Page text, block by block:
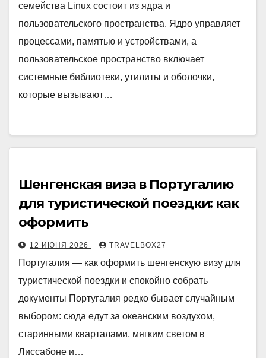
семейства Linux состоит из ядра и
пользовательского пространства. Ядро управляет
процессами, памятью и устройствами, а
пользовательское пространство включает
системные библиотеки, утилиты и оболочки,
которые вызывают…
Шенгенская виза в Португалию
для туристической поездки: как
оформить
12 ИЮНЯ 2026 TRAVELBOX27_
Португалия — как оформить шенгенскую визу для
туристической поездки и спокойно собрать
документы Португалия редко бывает случайным
выбором: сюда едут за океанским воздухом,
старинными кварталами, мягким светом в
Лиссабоне и…